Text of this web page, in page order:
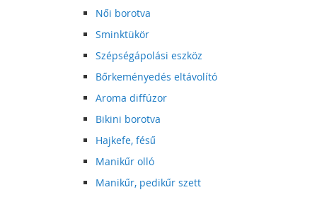
Női borotva
Sminktükör
Szépségápolási eszköz
Bőrkeményedés eltávolító
Aroma diffúzor
Bikini borotva
Hajkefe, fésű
Manikűr olló
Manikűr, pedikűr szett